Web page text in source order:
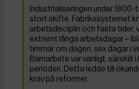
Industrialiseringen under
stort skifte. Fabrikssystemet
arbetsdisciplin och fasta tider,
extremt långa arbetsdagar –
timmar om dagen, sex dagar i
Barnarbete var vanligt, särskilt i
perioden. Detta ledde till
krav på reformer.